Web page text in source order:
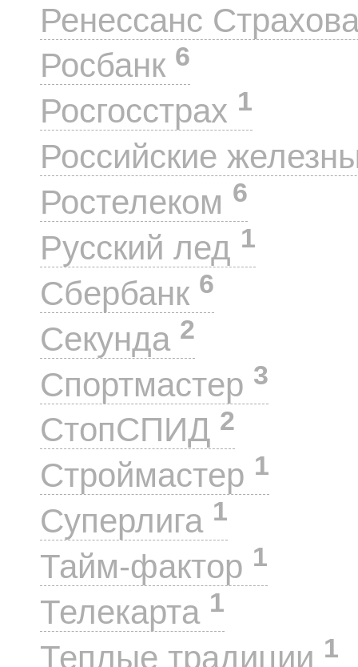
Ренессанс
Росбанк 6
Росгосстрах 1
Российские
Ростелеком 6
Русский лед 1
Сбербанк 6
Секунда 2
Спортмастер 3
СтопСПИД 2
Строймастер 1
Суперлига 1
Тайм-фактор 1
Телекарта 1
Теплые традиции 1